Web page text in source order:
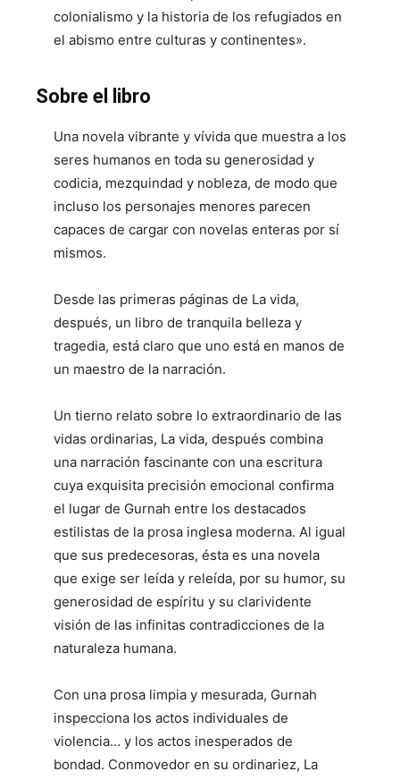
colonialismo y la historia de los refugiados en
el abismo entre culturas y continentes».
Sobre el libro
Una novela vibrante y vívida que muestra a los
seres humanos en toda su generosidad y
codicia, mezquindad y nobleza, de modo que
incluso los personajes menores parecen
capaces de cargar con novelas enteras por sí
mismos.
Desde las primeras páginas de La vida,
después, un libro de tranquila belleza y
tragedia, está claro que uno está en manos de
un maestro de la narración.
Un tierno relato sobre lo extraordinario de las
vidas ordinarias, La vida, después combina
una narración fascinante con una escritura
cuya exquisita precisión emocional confirma
el lugar de Gurnah entre los destacados
estilistas de la prosa inglesa moderna. Al igual
que sus predecesoras, ésta es una novela
que exige ser leída y releída, por su humor, su
generosidad de espíritu y su clarividente
visión de las infinitas contradicciones de la
naturaleza humana.
Con una prosa limpia y mesurada, Gurnah
inspecciona los actos individuales de
violencia… y los actos inesperados de
bondad. Conmovedor en su ordinariez, La